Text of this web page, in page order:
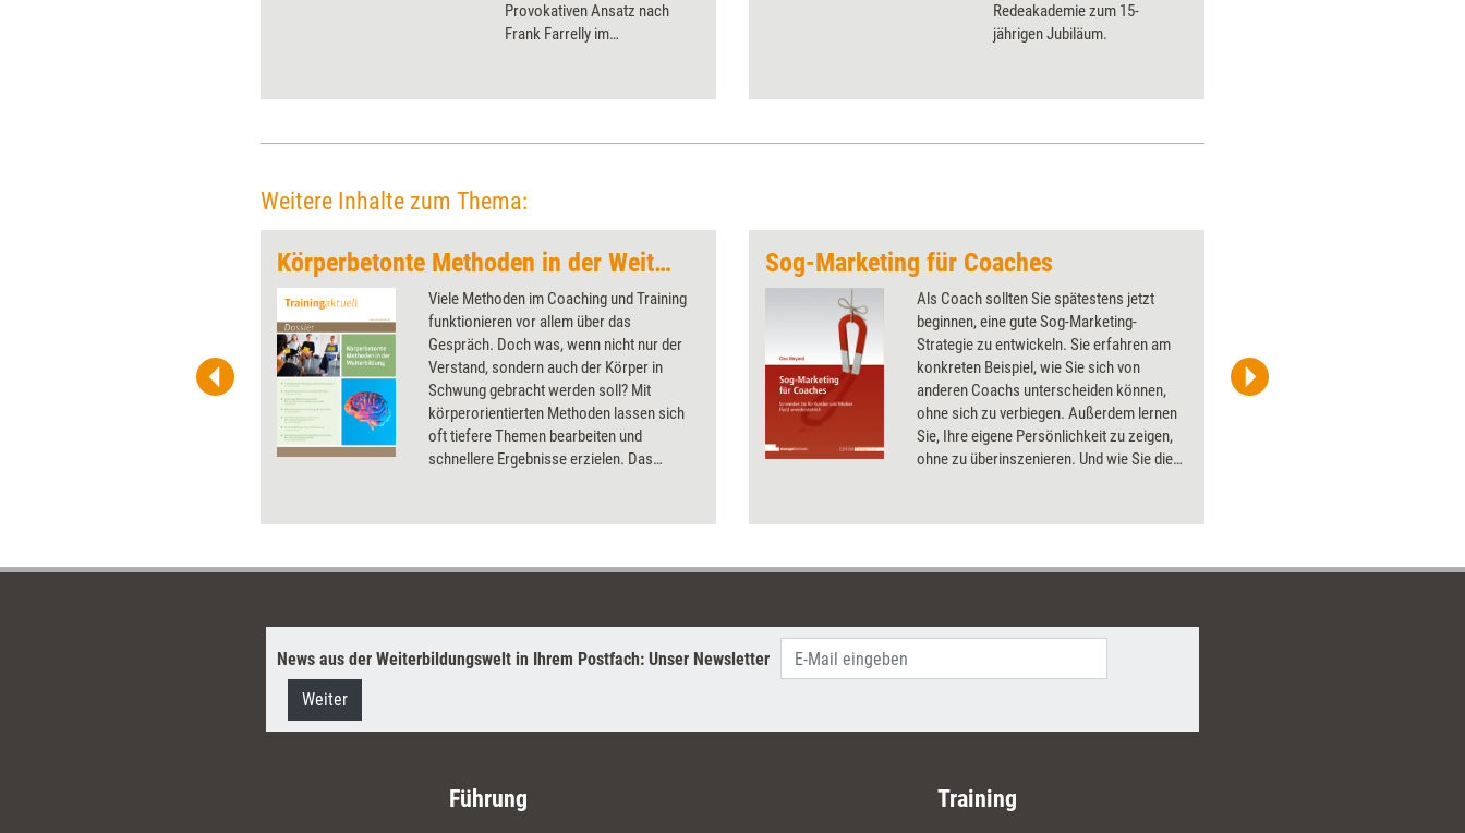
Provokativen Ansatz nach
Frank Farrelly im
und Coaching nutzbar zu
wird sie auf den Petersberger
Achievement Award (LAA)
Redeakademie zum 15-
jährigen ­Jubiläum.
Weitere Inhalte zum Thema:
Körperbetonte Methoden in der Weiterbildung
Viele Methoden im Coaching und Training
funktionieren vor allem über das
Gespräch. Doch was, wenn nicht nur der
Verstand, sondern auch der Körper in
Schwung gebracht werden soll? Mit
körperorientierten Methoden lassen sich
oft tiefere Themen bearbeiten und
schnellere Ergebnisse erzielen. Das
Sog-Marketing für Coaches
Als Coach sollten Sie spätestens jetzt
beginnen, eine gute Sog-Marketing-
Strategie zu entwickeln. Sie erfahren am
konkreten Beispiel, wie Sie sich von
anderen Coachs unterscheiden können,
ohne sich zu verbiegen. Außerdem lernen
Sie, Ihre eigene Persönlichkeit zu zeigen,
ohne zu überinszenieren. Und wie Sie die
News aus der Weiterbildungswelt in Ihrem Postfach: Unser Newsletter
Weiter
Führung Training